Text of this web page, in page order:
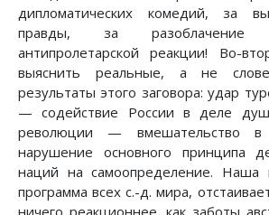
дипломатических комедий, за
правды, за разоблачение
антипролетарской реакции! Во-
выяснить реальные, а не
результаты этого заговора: удар
— содействие России в деле
революции — вмешательство
нарушение основного принципа
наций на самоопределение. Наша
программа всех с.-д. мира,